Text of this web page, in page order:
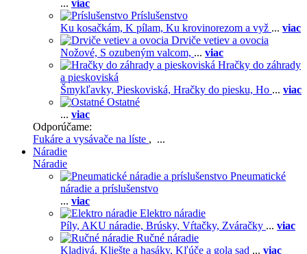
... viac
Príslušenstvo
Ku kosačkám, K pílam, Ku krovinorezom a vyž ... viac
Drviče vetiev a ovocia
Nožové, S ozubeným valcom, ... viac
Hračky do záhrady
a pieskoviská
Šmykľavky, Pieskoviská, Hračky do piesku, Ho ... viac
Ostatné
... viac
Odporúčame:
Fukáre a vysávače na líste , ...
Náradie
Náradie
Pneumatické
náradie a príslušenstvo
... viac
Elektro náradie
Píly, AKU náradie, Brúsky, Vŕtačky, Zváračky ... viac
Ručné náradie
Kladivá, Kliešte a hasáky, Kľúče a gola sad ... viac